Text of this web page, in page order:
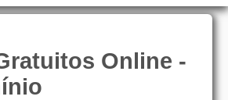
Online -